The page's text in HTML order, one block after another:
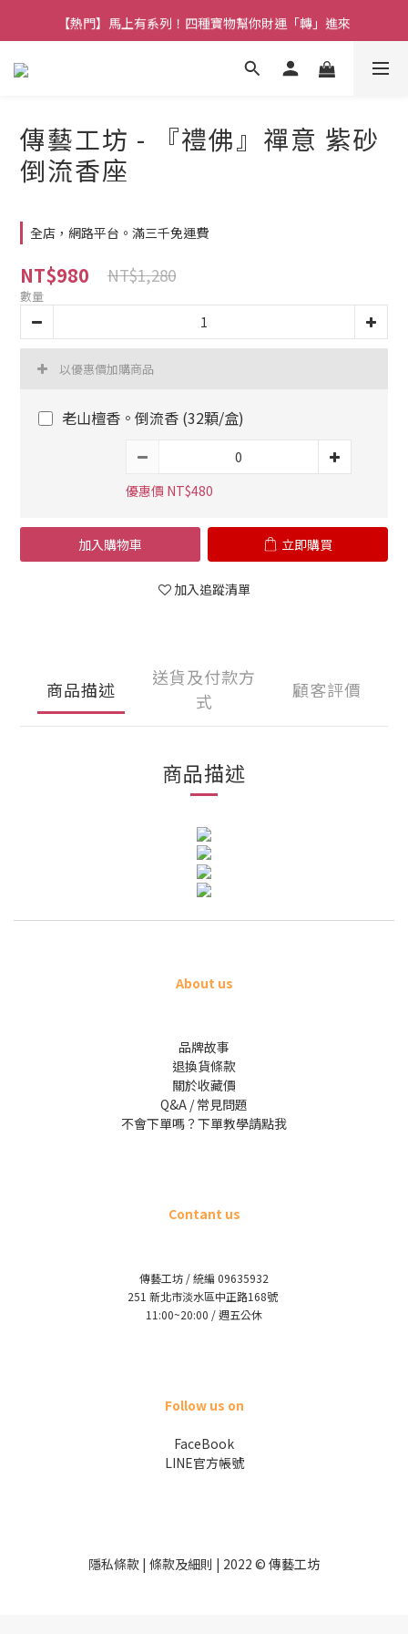
【熱門】馬上有系列！四種寶物幫你財運「轉」進來
【熱門】馬上有系列！四種寶物幫你財運「轉」進來
【補貨通知】悟道齊天大聖｜到貨拉！
傳藝工坊 - 『禮佛』禪意 紫砂
倒流香座
全店，網路平台。滿三千免運費
NT$980 NT$1,280
數量
以優惠價加購商品
老山檀香。倒流香 (32顆/盒)
優惠價 NT$480
加入購物車 立即購買
加入追蹤清單
商品描述
送貨及付款方
式
顧客評價
商品描述
About us
品牌故事
退換貨條款
關於收藏價
Q&A / 常見問題
不會下單嗎？下單教學請點我
Contant us
傳藝工坊 / 統編 09635932
251 新北市淡水區中正路168號
11:00~20:00 / 週五公休
Follow us on
FaceBook
LINE官方帳號
隱私條款 | 條款及細則 | 2022 © 傳藝工坊